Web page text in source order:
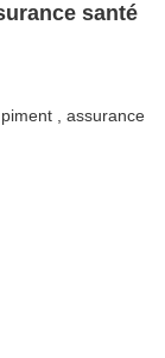
santé